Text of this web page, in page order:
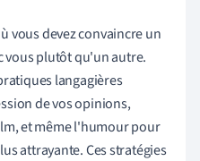
vous devez convaincre un
vous plutôt qu'un autre.
langagières
de vos opinions,
et même l'humour pour
attrayante. Ces stratégies